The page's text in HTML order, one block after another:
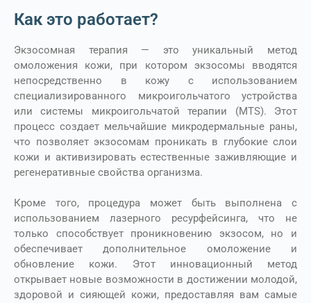
Как это работает?
Экзосомная терапия — это уникальный метод
омоложения кожи, при котором экзосомы вводятся
непосредственно в кожу с использованием
специализированного микроигольчатого устройства
или системы микроигольчатой терапии (MTS). Этот
процесс создает мельчайшие микродермальные раны,
что позволяет экзосомам проникать в глубокие слои
кожи и активизировать естественные заживляющие и
регенеративные свойства организма.
Кроме того, процедура может быть выполнена с
использованием лазерного ресурфейсинга, что не
только способствует проникновению экзосом, но и
обеспечивает дополнительное омоложение и
обновление кожи. Этот инновационный метод
открывает новые возможности в достижении молодой,
здоровой и сияющей кожи, предоставляя вам самые